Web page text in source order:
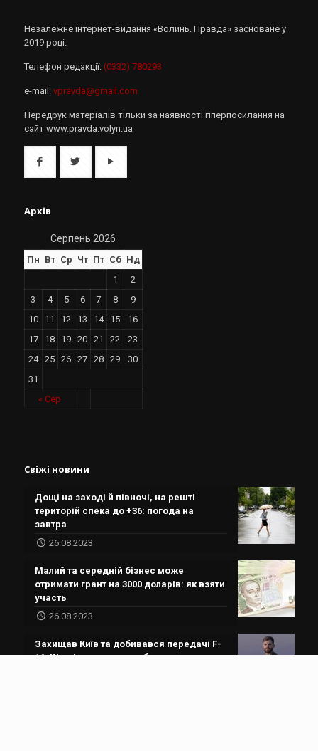
Незалежне інтернет-видання «Волинь. Правда» засноване у
2019 році.
Телефон редакції: (0332) 780293
e-mail: vpravda@gmail.com
Передрук матеріалів тільки за наявності гіперпосилання на
сайт www.pravda.volyn.ua
Архів
Серпень 2026
Пн Вт Ср Чт Пт Сб Нд
« Сер
1
2
3
4 5 6 7 8
9
10
11 12 13 14 15
16
17
18 19 20 21 22
23
24
25 26 27 28 29
30
31
Свіжі новини
Дощі на заході й півночі, на решті
територій спека до +36: погода на
завтра
26.08.2023
Малий та середній бізнес може
отримати грант на 3000 доларів: як взяти
участь
26.08.2023
Захищав Київ та добивався передачі F-
16. Що відомо про загиблого льотчика